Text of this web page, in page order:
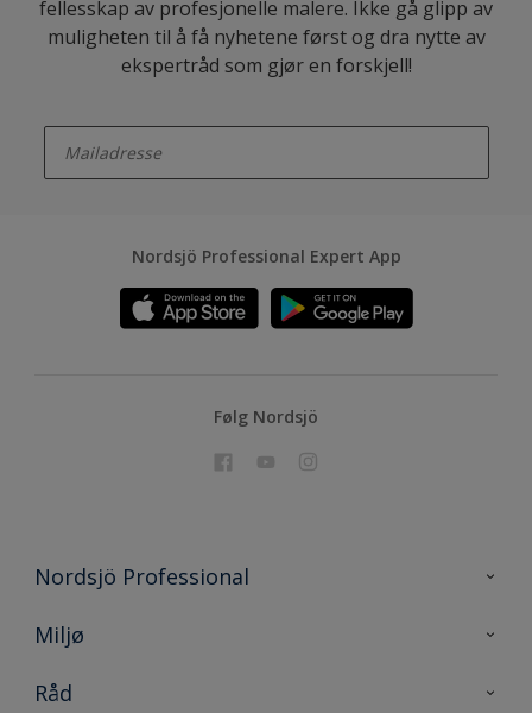
fellesskap av profesjonelle malere. Ikke gå glipp av
muligheten til å få nyhetene først og dra nytte av
ekspertråd som gjør en forskjell!
Nordsjö Professional Expert App
Følg Nordsjö
Nordsjö Professional
Kontakt oss
Prosjekt
Miljø
Bærekraftig utvikling
Råd